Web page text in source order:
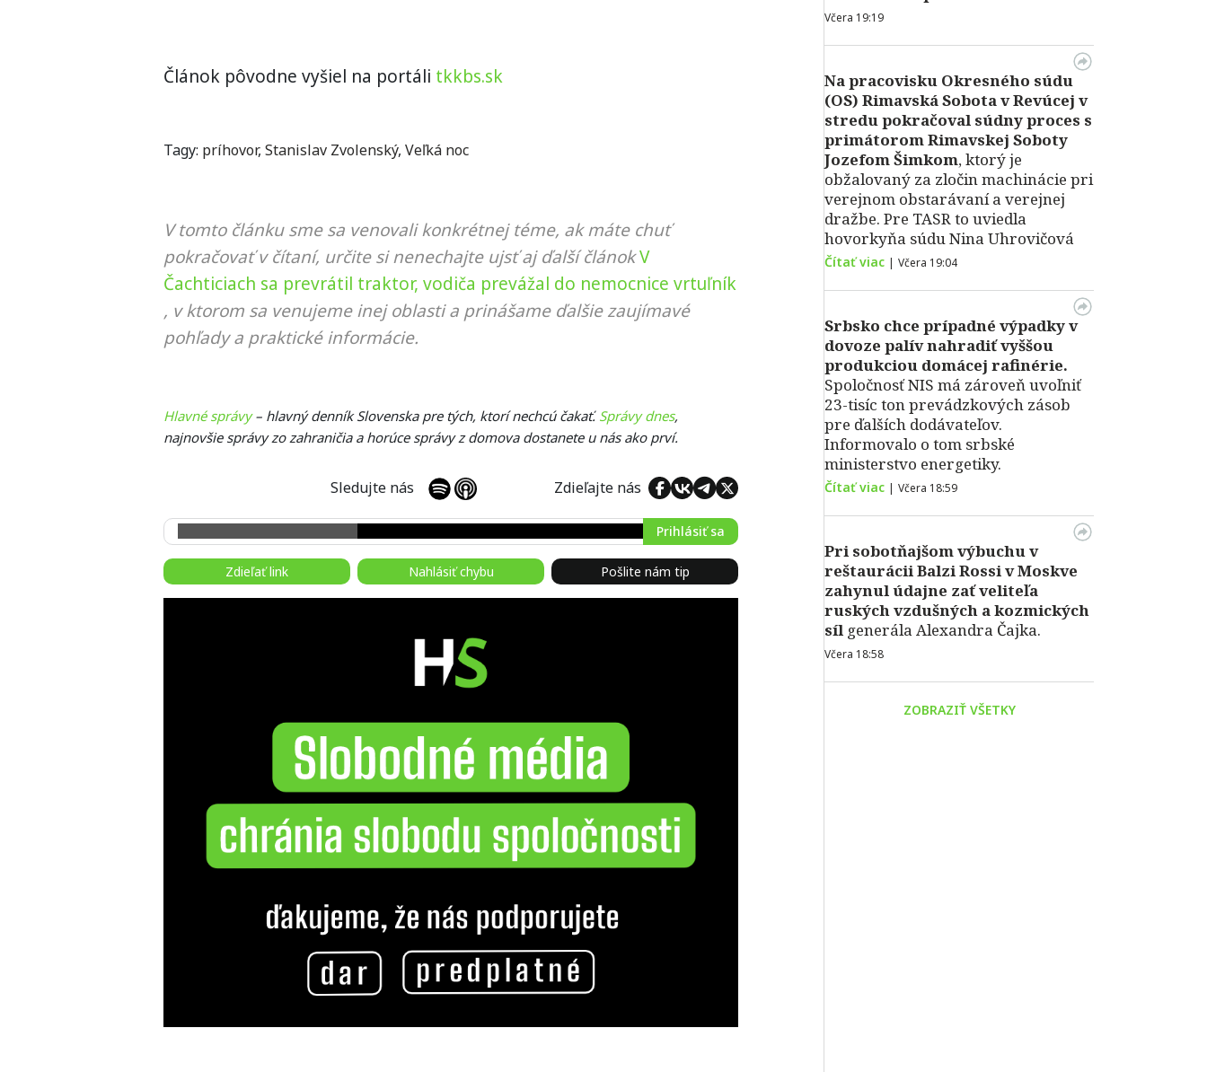
Článok pôvodne vyšiel na portáli tkkbs.sk
Tagy: príhovor, Stanislav Zvolenský, Veľká noc
V tomto článku sme sa venovali konkrétnej téme, ak máte chuť
pokračovať v čítaní, určite si nenechajte ujsť aj ďalší článokV
Čachticiach sa prevrátil traktor, vodiča prevážal do nemocnice vrtuľník
, v ktorom sa venujeme inej oblasti a prinášame ďalšie zaujímavé
pohľady a praktické informácie.
Hlavné správy– hlavný denník Slovenska pre tých, ktorí nechcú čakať. Správy dnes,
najnovšie správy zo zahraničia a horúce správy z domova dostanete u nás ako prví.
Sledujte nás Zdieľajte nás
Prihlásiť sa
Zdieľať link Nahlásiť chybu Pošlite nám tip
Včera 19:19
Na pracovisku Okresného súdu
(OS) Rimavská Sobota v Revúcej v
stredu pokračoval súdny proces s
primátorom Rimavskej Soboty
Jozefom Šimkom, ktorý je
obžalovaný za zločin machinácie pri
verejnom obstarávaní a verejnej
dražbe. Pre TASR to uviedla
hovorkyňa súdu Nina Uhrovičová
Čítať viac | Včera 19:04
Srbsko chce prípadné výpadky v
dovoze palív nahradiť vyššou
produkciou domácej rafinérie.
Spoločnosť NIS má zároveň uvoľniť
23-tisíc ton prevádzkových zásob
pre ďalších dodávateľov.
Informovalo o tom srbské
ministerstvo energetiky.
Čítať viac | Včera 18:59
Pri sobotňajšom výbuchu v
reštaurácii Balzi Rossi v Moskve
zahynul údajne zať veliteľa
ruských vzdušných a kozmických
síl generála Alexandra Čajka.
Včera 18:58
ZOBRAZIŤ VŠETKY